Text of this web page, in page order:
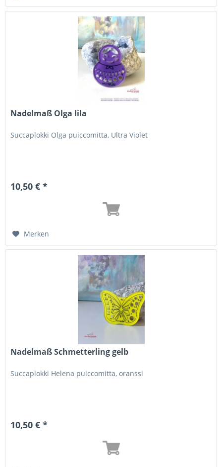
Nadelmaß Olga lila
Succaplokki Olga puiccomitta, Ultra Violet
10,50 € *
Merken
Nadelmaß Schmetterling gelb
Succaplokki Helena puiccomitta, oranssi
10,50 € *